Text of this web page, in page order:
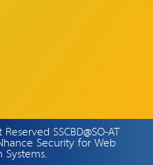
SSCBD@SO-AT
Security for Web